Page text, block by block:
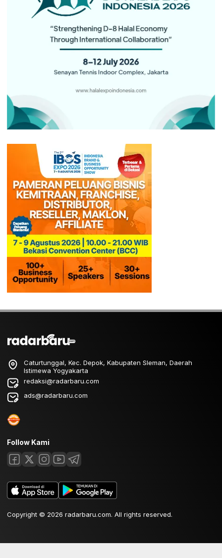
Caturtunggal, Kec. Depok, Kabupaten Sleman, Daerah
Istimewa Yogyakarta
redaksi@radarbaru.com
ads@radarbaru.com
Follow Kami
Copyright © 2026 radarbaru.com. All rights reserved.